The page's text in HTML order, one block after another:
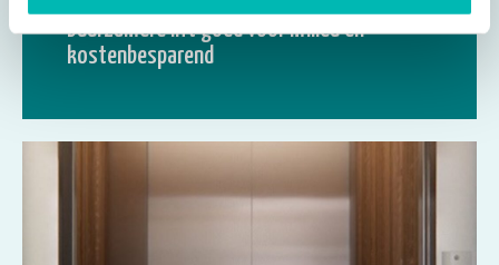
Duurzamere lift goed voor milieu én
kostenbesparend